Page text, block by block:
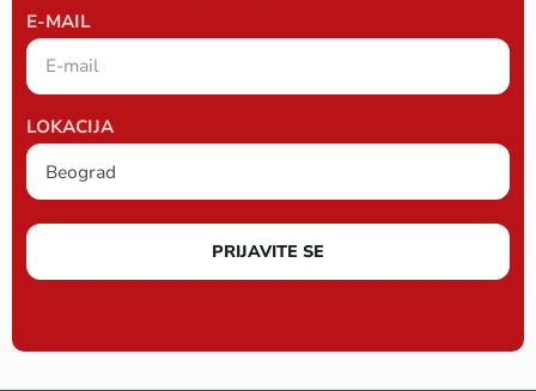
E-MAIL
LOKACIJA
PRIJAVITE SE